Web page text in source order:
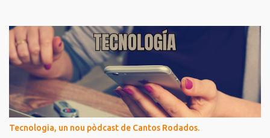
Tecnologia, un nou pòdcast de Cantos Rodados.